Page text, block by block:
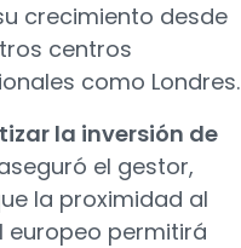
crecimiento desde
centros
como Londres.
la inversión de
el gestor,
la proximidad al
europeo permitirá